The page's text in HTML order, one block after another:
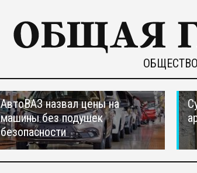
ОБЩЕСТВО
АвтоВАЗ назвал цены на
машины без подушек
безопасности